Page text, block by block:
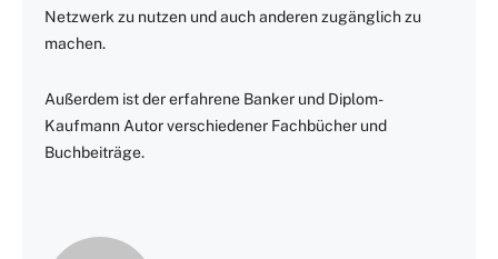
Netzwerk zu nutzen und auch anderen zugänglich zu
machen.
Außerdem ist der erfahrene Banker und Diplom-
Kaufmann Autor verschiedener Fachbücher und
Buchbeiträge.